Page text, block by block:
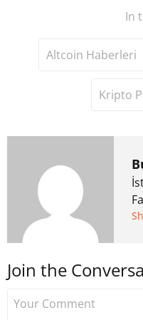
In
Altcoin Haberleri
Kripto
Join the